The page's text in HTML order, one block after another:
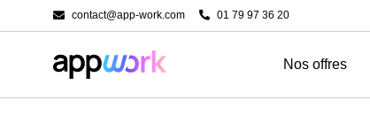
contact@app-work.com 01 79 97 36 20
Nos offres